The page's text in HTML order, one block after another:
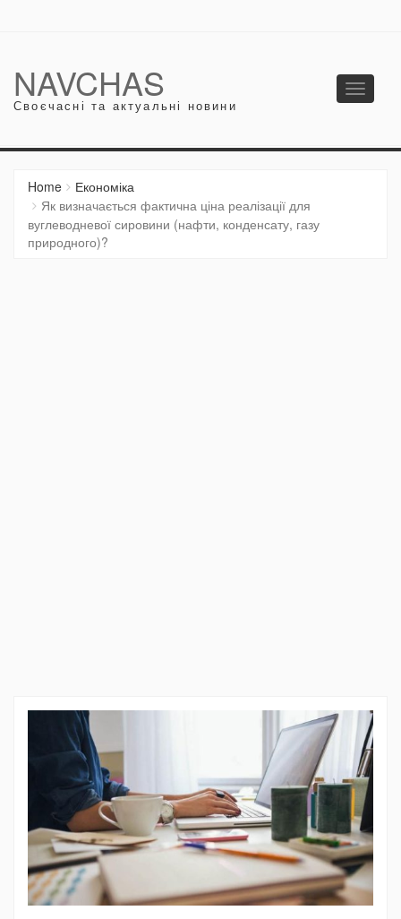
NAVCHAS
Своєчасні та актуальні новини
Toggle
Home
Економіка
Як визначається фактична ціна реалізації для
вуглеводневої сировини (нафти, конденсату, газу
природного)?